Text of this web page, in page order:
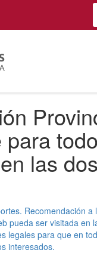
las
Recomendación a
pueda ser visitada en
legales para que en
interesados.